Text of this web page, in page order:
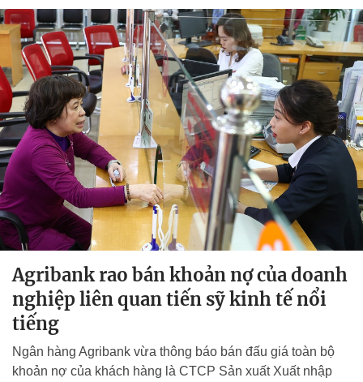
Agribank rao bán khoản nợ của doanh
nghiệp liên quan tiến sỹ kinh tế nổi
tiếng
Ngân hàng Agribank vừa thông báo bán đấu giá toàn bộ
khoản nợ của khách hàng là CTCP Sản xuất Xuất nhập